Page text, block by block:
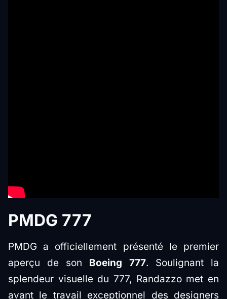
PMDG 777
PMDG a officiellement présenté le premier
aperçu de son Boeing 777. Soulignant la
splendeur visuelle du 777, Randazzo met en
avant le travail exceptionnel des designers